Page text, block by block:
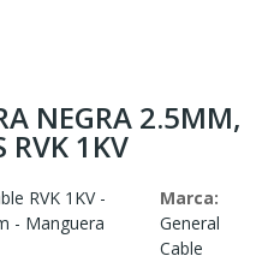
NEGRA 2.5MM,
RVK 1KV
RVK 1KV -
- Manguera
Marca:
General
Cable